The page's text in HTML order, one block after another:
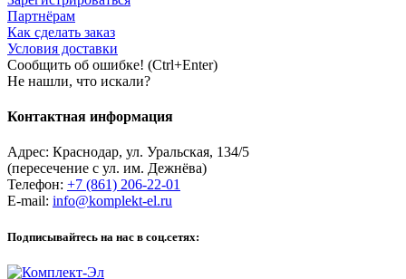
Партнёрам
Как сделать заказ
Условия доставки
Сообщить об ошибке! (Ctrl+Enter)
Не нашли, что искали?
Контактная информация
Адрес: Краснодар, ул. Уральская, 134/5
(пересечение с ул. им. Дежнёва)
Телефон: +7 (861) 206-22-01
E-mail: info@komplekt-el.ru
Подписывайтесь на нас в соц.сетях: